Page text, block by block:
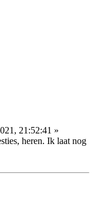
21:52:41 »
heren. Ik laat nog